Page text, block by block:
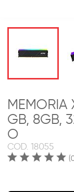
MEMORIA
GB, 8GB,
O
COD. 18055